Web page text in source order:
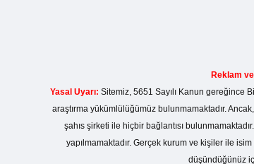
Reklam
Yasal Uyarı: Sitemiz, 5651 Sayılı Kanun gereğince
araştırma yükümlülüğümüz bulunmamaktadır.
şahıs şirketi ile hiçbir bağlantısı
yapılmamaktadır. Gerçek kurum ve kişiler ile
düşündüğünüz